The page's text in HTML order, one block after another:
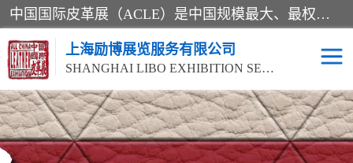
中国国际皮革展（ACLE）是中国规模最大、最权威的国际皮革盛会，自创办以来一直由中国皮革协会（CLIA）和亚太区皮革展有限公司（APLF）共同举办
上海励博展览服务有限公司
SHANGHAI LIBO EXHIBITION SERVICE CO.,LTD
2026中国国际皮革展 2026上海皮革机械展